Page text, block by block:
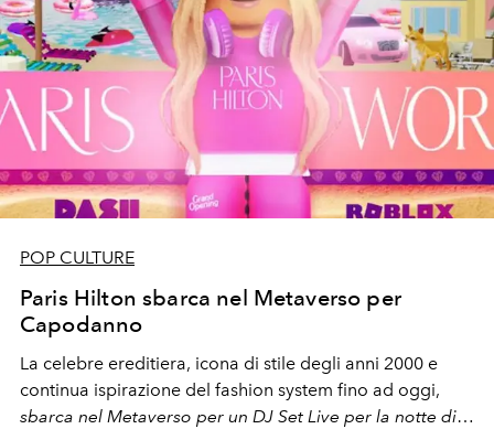
POP CULTURE
Paris Hilton sbarca nel Metaverso per
Capodanno
La celebre ereditiera, icona di stile degli anni 2000 e
continua ispirazione del fashion system fino ad oggi,
sbarca nel Metaverso per un DJ Set Live per la notte di